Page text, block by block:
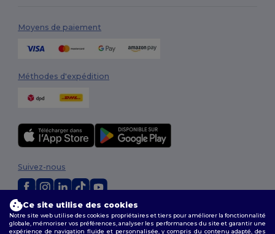
Moyens de paiement
Méthodes d'expédition
2026. Tous droits réservés
Conditions Générales|Politique de personnalisation|Politique de
Suivez-nous
Ce site utilise des cookies
Notre site web utilise des cookies propriétaires et tiers pour améliorer la fonctionnalité
globale, mémoriser vos préférences, analyser les performances du site et garantir une
expérience de navigation fluide et personnalisée, y compris du contenu adapté, des